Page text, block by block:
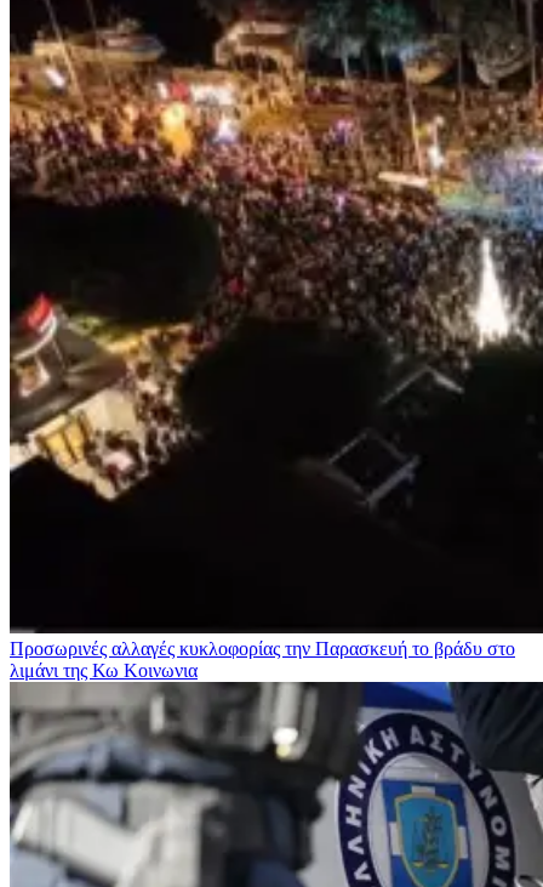
Προσωρινές αλλαγές κυκλοφορίας την Παρασκευή το βράδυ στο
λιμάνι της Κω Κοινωνια